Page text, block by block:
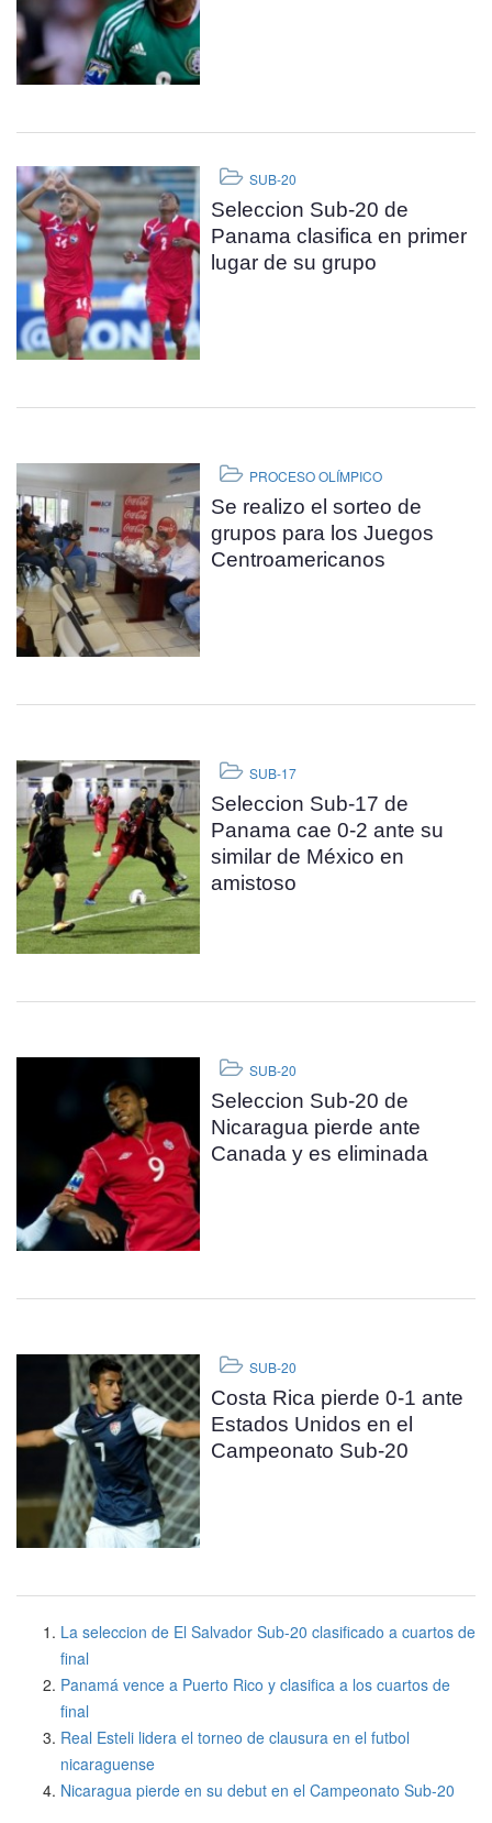
SUB-20
Seleccion Sub-20 de
Panama clasifica en primer
lugar de su grupo
PROCESO OLÍMPICO
Se realizo el sorteo de
grupos para los Juegos
Centroamericanos
SUB-17
Seleccion Sub-17 de
Panama cae 0-2 ante su
similar de México en
amistoso
SUB-20
Seleccion Sub-20 de
Nicaragua pierde ante
Canada y es eliminada
SUB-20
Costa Rica pierde 0-1 ante
Estados Unidos en el
Campeonato Sub-20
La seleccion de El Salvador Sub-20 clasificado a cuartos de
final
Panamá vence a Puerto Rico y clasifica a los cuartos de
final
Real Esteli lidera el torneo de clausura en el futbol
nicaraguense
Nicaragua pierde en su debut en el Campeonato Sub-20